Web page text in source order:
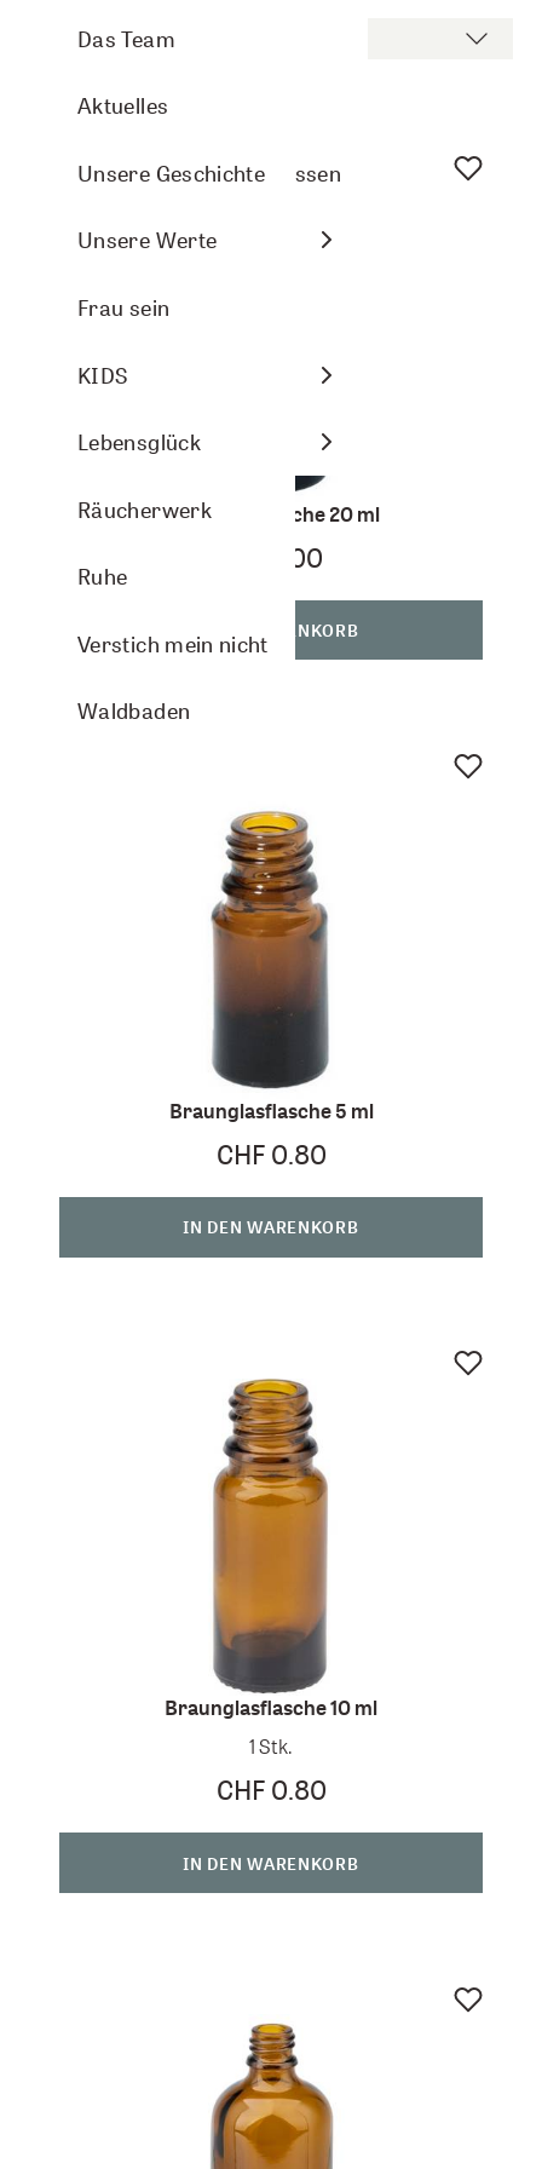
Aromasprays
Nasenbalsam
Arven- und Lavendelkissen
Raumbeduftung
Aromasphere
Zubehör und DIY
Themenwelten
Arve Wellness
Christmas
DIY-Ideen
Energie
Frau sein
KIDS
Lebensglück
Räucherwerk
Ruhe
Verstich mein nicht
Waldbaden
Pflanzenporträts
Das Team
Aktuelles
Unsere Geschichte
Unsere Werte
Sortieren nach
Braunglasflasche 20 ml
CHF 1.00
IN DEN WARENKORB
Braunglasflasche 5 ml
CHF 0.80
IN DEN WARENKORB
Braunglasflasche 10 ml
1 Stk.
CHF 0.80
IN DEN WARENKORB